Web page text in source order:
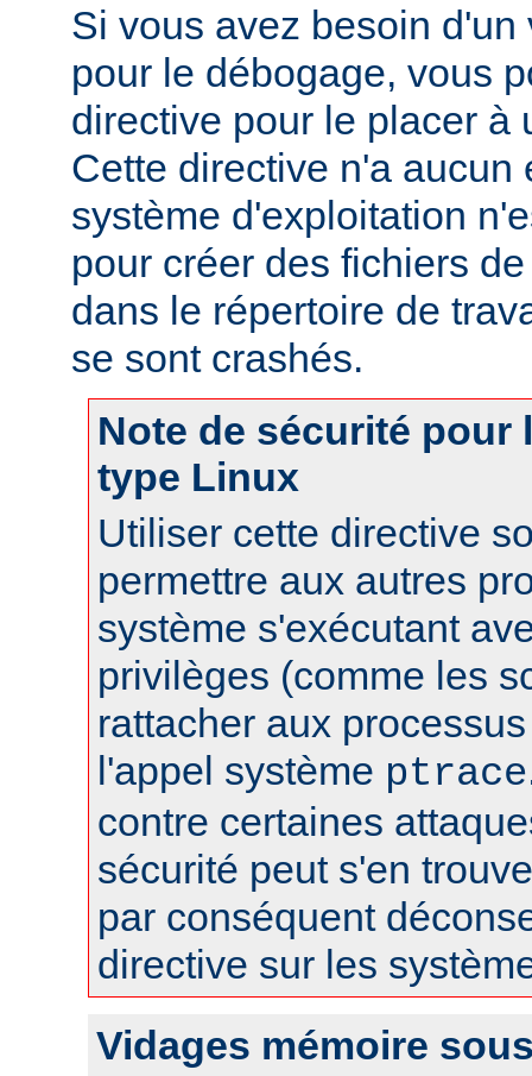
Si vous avez besoin
pour le débogage, vous
directive pour le placer à
Cette directive n'a aucun
système d'exploitation
pour créer des fichiers
dans le répertoire de
se sont crashés.
Note de sécurité pour
type Linux
Utiliser cette directive
permettre aux autres
système s'exécutant
privilèges (comme les
rattacher aux
l'appel système ptrace
contre certaines
sécurité peut s'en
par conséquent
directive sur les
Vidages mémoire